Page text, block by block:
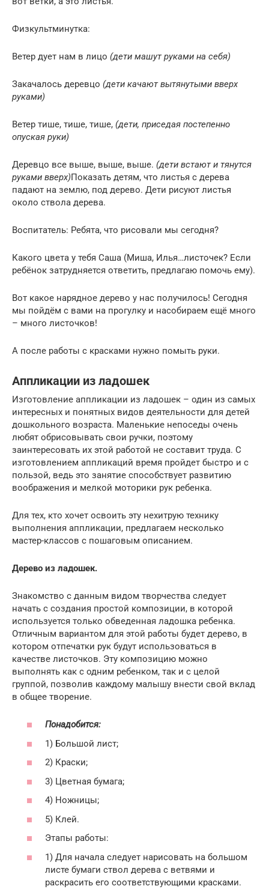
Физкультминутка:
Ветер дует нам в лицо (дети машут руками на себя)
Закачалось деревцо (дети качают вытянутыми вверх
руками)
Ветер тише, тише, тише, (дети, приседая постепенно
опуская руки)
Деревцо все выше, выше, выше. (дети встают и тянутся
руками вверх)Показать детям, что листья с дерева
падают на землю, под дерево. Дети рисуют листья
около ствола дерева.
Воспитатель: Ребята, что рисовали мы сегодня?
Какого цвета у тебя Саша (Миша, Илья…листочек? Если
ребёнок затрудняется ответить, предлагаю помочь ему).
Вот какое нарядное дерево у нас получилось! Сегодня
мы пойдём с вами на прогулку и насобираем ещё много
– много листочков!
А после работы с красками нужно помыть руки.
Аппликации из ладошек
Изготовление аппликации из ладошек – один из самых
интересных и понятных видов деятельности для детей
дошкольного возраста. Маленькие непоседы очень
любят обрисовывать свои ручки, поэтому
заинтересовать их этой работой не составит труда. С
изготовлением аппликаций время пройдет быстро и с
пользой, ведь это занятие способствует развитию
воображения и мелкой моторики рук ребенка.
Для тех, кто хочет освоить эту нехитрую технику
выполнения аппликации, предлагаем несколько
мастер-классов с пошаговым описанием.
Дерево из ладошек.
Знакомство с данным видом творчества следует
начать с создания простой композиции, в которой
используется только обведенная ладошка ребенка.
Отличным вариантом для этой работы будет дерево, в
котором отпечатки рук будут использоваться в
качестве листочков. Эту композицию можно
выполнять как с одним ребенком, так и с целой
группой, позволив каждому малышу внести свой вклад
в общее творение.
Понадобится:
1) Большой лист;
2) Краски;
3) Цветная бумага;
4) Ножницы;
5) Клей.
Этапы работы:
1) Для начала следует нарисовать на большом
листе бумаги ствол дерева с ветвями и
раскрасить его соответствующими красками.